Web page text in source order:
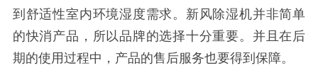
到舒适性室内环境湿度需求。新风除湿机并非简单
的快消产品，所以品牌的选择十分重要。并且在后
期的使用过程中，产品的售后服务也要得到保障。